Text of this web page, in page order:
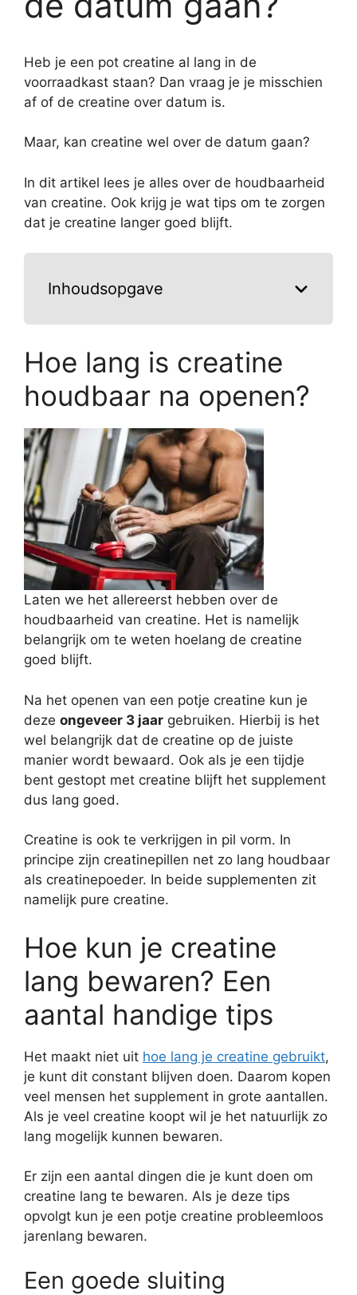
Heb je een pot creatine al lang in de
voorraadkast staan? Dan vraag je je misschien
af of de creatine over datum is.
Maar, kan creatine wel over de datum gaan?
In dit artikel lees je alles over de houdbaarheid
van creatine. Ook krijg je wat tips om te zorgen
dat je creatine langer goed blijft.
Inhoudsopgave
Hoe lang is creatine
houdbaar na openen?
Laten we het allereerst hebben over de
houdbaarheid van creatine. Het is namelijk
belangrijk om te weten hoelang de creatine
goed blijft.
Na het openen van een potje creatine kun je
deze ongeveer 3 jaar gebruiken. Hierbij is het
wel belangrijk dat de creatine op de juiste
manier wordt bewaard. Ook als je een tijdje
bent gestopt met creatine blijft het supplement
dus lang goed.
Creatine is ook te verkrijgen in pil vorm. In
principe zijn creatinepillen net zo lang houdbaar
als creatinepoeder. In beide supplementen zit
namelijk pure creatine.
Hoe kun je creatine
lang bewaren? Een
aantal handige tips
Het maakt niet uit hoe lang je creatine gebruikt,
je kunt dit constant blijven doen. Daarom kopen
veel mensen het supplement in grote aantallen.
Als je veel creatine koopt wil je het natuurlijk zo
lang mogelijk kunnen bewaren.
Er zijn een aantal dingen die je kunt doen om
creatine lang te bewaren. Als je deze tips
opvolgt kun je een potje creatine probleemloos
jarenlang bewaren.
Een goede sluiting